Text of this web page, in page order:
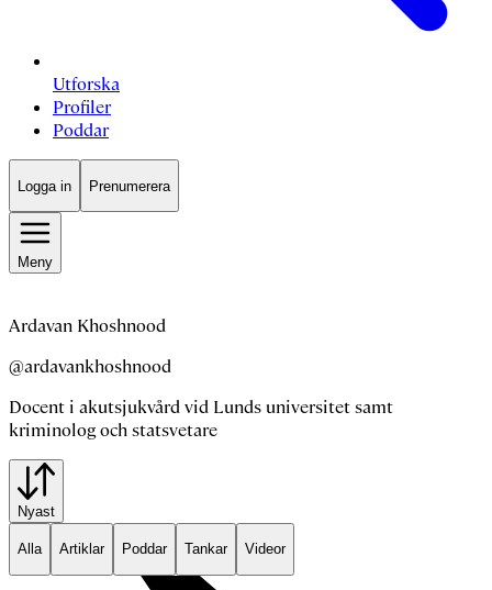
Utforska
Profiler
Poddar
Logga in Prenumerera
Meny
Ardavan Khoshnood
@ardavankhoshnood
Docent i akutsjukvård vid Lunds universitet samt
kriminolog och statsvetare
Nyast
Alla Artiklar Poddar Tankar Videor